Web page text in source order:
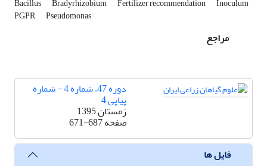
Bacillus Bradyrhizobium Fertilizer recommendation Inoculum
PGPR Pseudomonas
مراجع
دوره 47، شماره 4 - شماره
پیاپی 4
زمستان 1395
صفحه671-687
فایل ها